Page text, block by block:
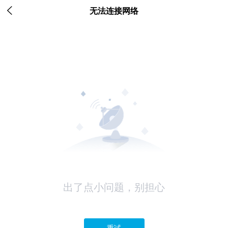
 无法连接网络
出了点小问题，别担心